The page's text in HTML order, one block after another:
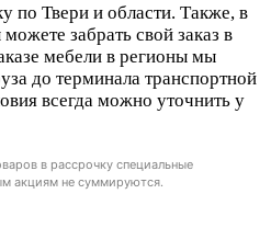
по Твери и области. Также, в
забрать свой заказ в
мебели в регионы мы
до терминала транспортной
всегда можно уточнить у
в рассрочку специальные
акциям не суммируются.